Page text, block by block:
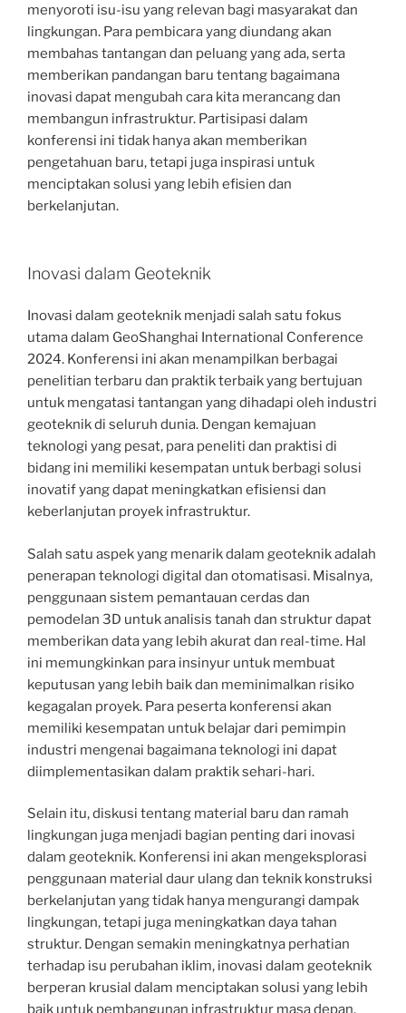
menyoroti isu-isu yang relevan bagi masyarakat dan
lingkungan. Para pembicara yang diundang akan
membahas tantangan dan peluang yang ada, serta
memberikan pandangan baru tentang bagaimana
inovasi dapat mengubah cara kita merancang dan
membangun infrastruktur. Partisipasi dalam
konferensi ini tidak hanya akan memberikan
pengetahuan baru, tetapi juga inspirasi untuk
menciptakan solusi yang lebih efisien dan
berkelanjutan.
Inovasi dalam Geoteknik
Inovasi dalam geoteknik menjadi salah satu fokus
utama dalam GeoShanghai International Conference
2024. Konferensi ini akan menampilkan berbagai
penelitian terbaru dan praktik terbaik yang bertujuan
untuk mengatasi tantangan yang dihadapi oleh industri
geoteknik di seluruh dunia. Dengan kemajuan
teknologi yang pesat, para peneliti dan praktisi di
bidang ini memiliki kesempatan untuk berbagi solusi
inovatif yang dapat meningkatkan efisiensi dan
keberlanjutan proyek infrastruktur.
Salah satu aspek yang menarik dalam geoteknik adalah
penerapan teknologi digital dan otomatisasi. Misalnya,
penggunaan sistem pemantauan cerdas dan
pemodelan 3D untuk analisis tanah dan struktur dapat
memberikan data yang lebih akurat dan real-time. Hal
ini memungkinkan para insinyur untuk membuat
keputusan yang lebih baik dan meminimalkan risiko
kegagalan proyek. Para peserta konferensi akan
memiliki kesempatan untuk belajar dari pemimpin
industri mengenai bagaimana teknologi ini dapat
diimplementasikan dalam praktik sehari-hari.
Selain itu, diskusi tentang material baru dan ramah
lingkungan juga menjadi bagian penting dari inovasi
dalam geoteknik. Konferensi ini akan mengeksplorasi
penggunaan material daur ulang dan teknik konstruksi
berkelanjutan yang tidak hanya mengurangi dampak
lingkungan, tetapi juga meningkatkan daya tahan
struktur. Dengan semakin meningkatnya perhatian
terhadap isu perubahan iklim, inovasi dalam geoteknik
berperan krusial dalam menciptakan solusi yang lebih
baik untuk pembangunan infrastruktur masa depan.